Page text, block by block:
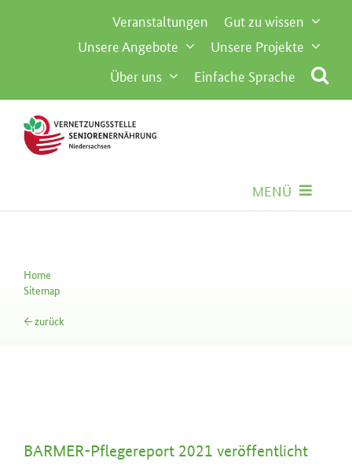
Veranstaltungen
Gut zu wissen
Unsere Angebote
Unsere Projekte
Über uns
Einfache Sprache
MENÜ
Gemeinschaftsverpflegung
Home
Sitemap
← zurück
BARMER-Pflegereport 2021 veröffentlicht